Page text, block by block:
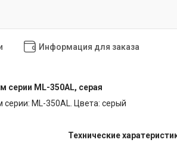
Информация для заказа
серии ML-350AL, серая
ML-350AL. Цвета: серый
Технические